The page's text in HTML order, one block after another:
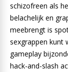
schizofreen als
belachelijk en
meebrengt is
sexgrappen kunt
gameplay
hack-and-slash